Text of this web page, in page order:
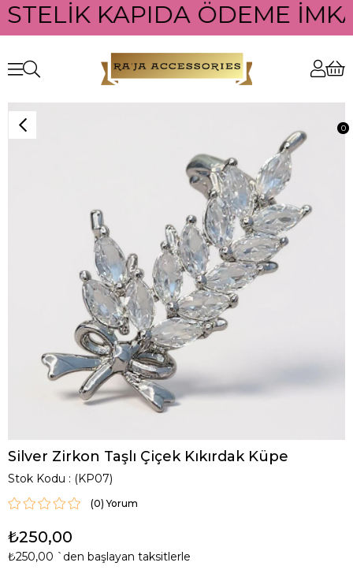
KAPIDA ÖDEME
0
Silver Zirkon Taşlı Çiçek Kıkırdak Küpe
Stok Kodu (KP07)
(0)
₺250,00
₺250,00 `den başlayan taksitlerle